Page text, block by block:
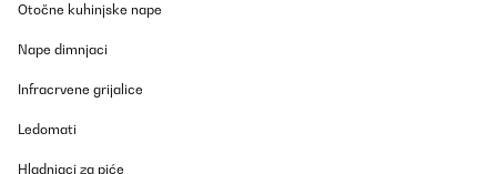
Otočne kuhinjske nape
Nape dimnjaci
Infracrvene grijalice
Ledomati
Hladnjaci za piće